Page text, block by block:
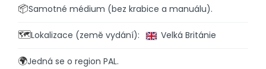
📦Samotné médium (bez krabice a manuálu).
🗺️Lokalizace (země vydání): Velká Británie
🌍Jedná se o region PAL.